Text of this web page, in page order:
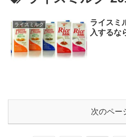
ライスミルク
ライスミ
入するな
次のペー